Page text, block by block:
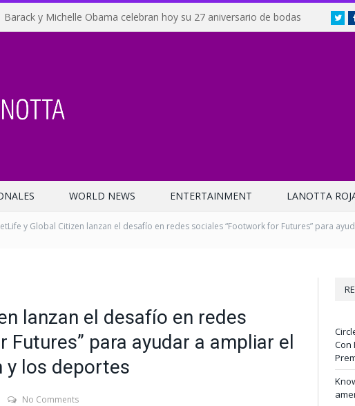
Barack y Michelle Obama celebran hoy su 27 aniversario de bodas
WORLD NEWS ENTERTAINMENT LANOTTA
y Global Citizen lanzan el desafío en redes sociales “Footwork for Futures” para
lanzan el desafío en redes
Futures” para ayudar a ampliar el
y los deportes
No Comments
Con